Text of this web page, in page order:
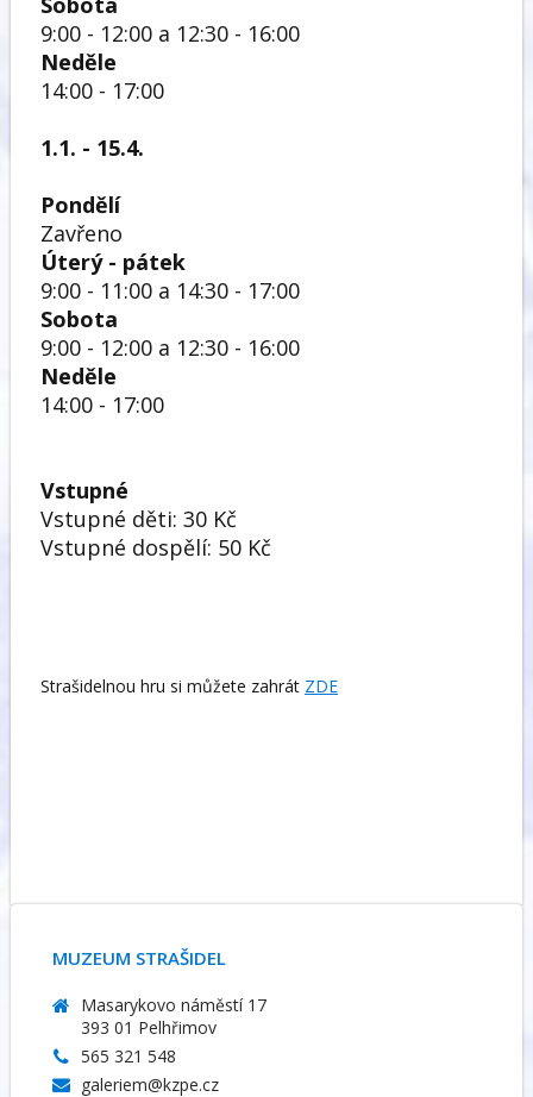
9:00 - 12:00 a 12:30 - 16:00
Neděle
14:00 - 17:00
1.1. - 15.4.
Pondělí
Zavřeno
Úterý - pátek
9:00 - 11:00 a 14:30 - 17:00
Sobota
9:00 - 12:00 a 12:30 - 16:00
Neděle
14:00 - 17:00
Vstupné
Vstupné děti: 30 Kč
Vstupné dospělí: 50 Kč
Strašidelnou hru si můžete zahrát ZDE
MUZEUM STRAŠIDEL
Masarykovo náměstí 17
393 01 Pelhřimov
565 321 548
galeriem@kzpe.cz